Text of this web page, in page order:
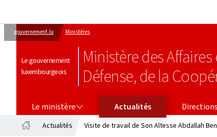
gouvernement.lu Ministères
Le gouvernement
luxembourgeois
Ministère des
Défense, de la
Le ministère Actualités Directions
Actualités Visite de travail de Son Altesse Abdallah